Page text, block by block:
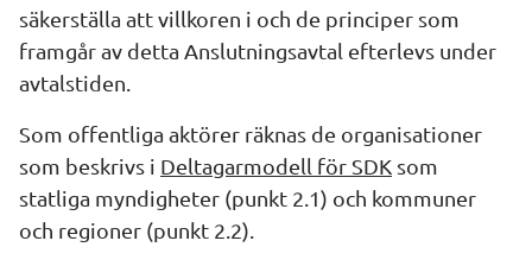
säkerställa att villkoren i och de principer som
framgår av detta Anslutningsavtal efterlevs under
avtalstiden.
Som offentliga aktörer räknas de organisationer
som beskrivs i Deltagarmodell för SDK som
statliga myndigheter (punkt 2.1) och kommuner
och regioner (punkt 2.2).